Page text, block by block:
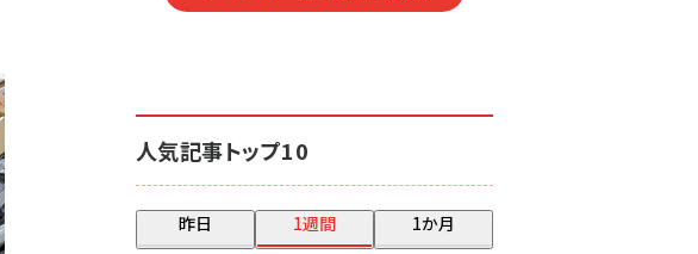
人気記事トップ10
昨日 1週間 1か月